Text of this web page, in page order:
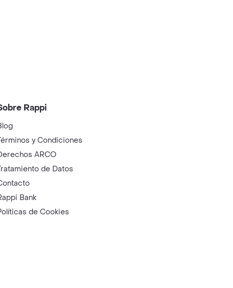
Rappi
y Condiciones
ARCO
de Datos
Bank
de Cookies